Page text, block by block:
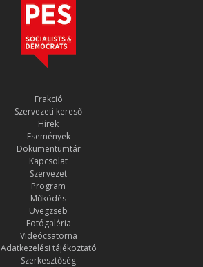
Frakció
Szervezeti kereső
Hírek
Események
Dokumentumtár
Kapcsolat
Szervezet
Program
Működés
Üvegzseb
Fotógaléria
Videócsatorna
Adatkezelési tájékoztató
Szerkesztőség